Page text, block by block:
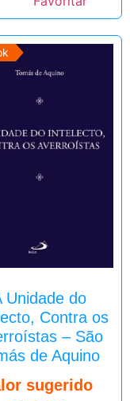
Unidade do
Contra os
– São
de Aquino
sugerido